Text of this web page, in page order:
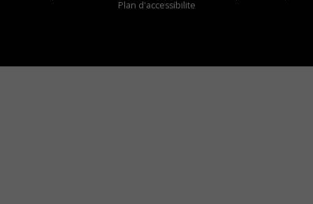
Plan d'accessibilite